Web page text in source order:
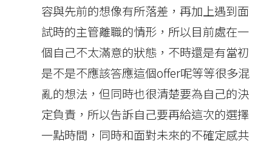
容與先前的想像有所落差，再加上遇到面
試時的主管離職的情形，所以目前處在一
個自己不太滿意的狀態，不時還是有當初
是不是不應該答應這個offer呢等等很多混
亂的想法，但同時也很清楚要為自己的決
定負責，所以告訴自己要再給這次的選擇
一點時間，同時和面對未來的不確定感共